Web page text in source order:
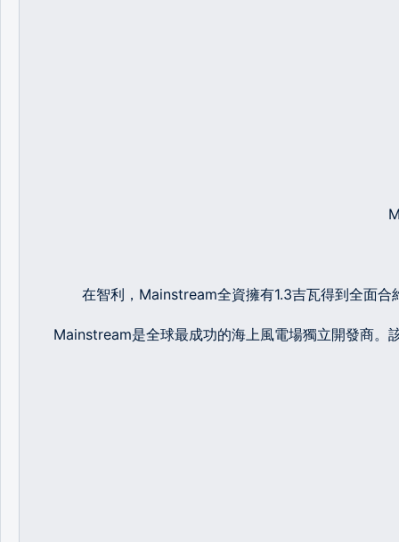
在智利，Mainstream全資擁有1.3吉瓦得到全面
Mainstream是全球最成功的海上風電場獨立開發商